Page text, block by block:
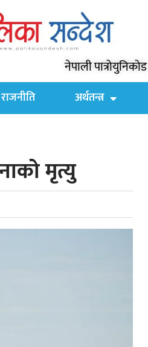
नेपाली पात्रोयुनिकोड
राजनीति अर्थतन्त्र
मृत्यु